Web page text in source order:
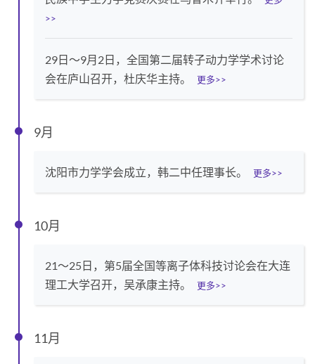
>>
29日～9月2日，全国第二届转子动力学学术讨论
会在庐山召开，杜庆华主持。
更多>>
9月
沈阳市力学学会成立，韩二中任理事长。 更多>>
10月
21～25日，第5届全国等离子体科技讨论会在大连
理工大学召开，吴承康主持。
更多>>
11月